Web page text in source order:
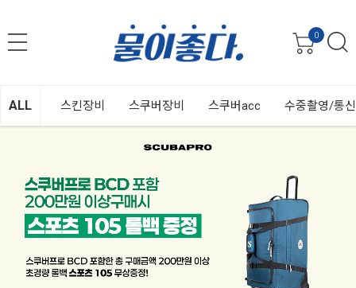
0
ALL 스킨장비 스쿠버장비 스쿠버acc 수중촬영/통